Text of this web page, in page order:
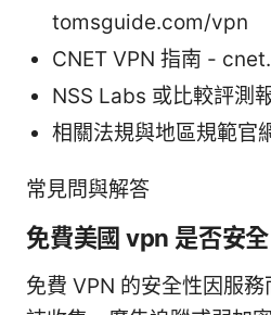
tomsguide.com/vpn
CNET VPN 指南 -
NSS Labs 或比較評測
相關法規與地區規範官
常見問與解答
免費美國 vpn 是否安全
免費 VPN 的安全性因服